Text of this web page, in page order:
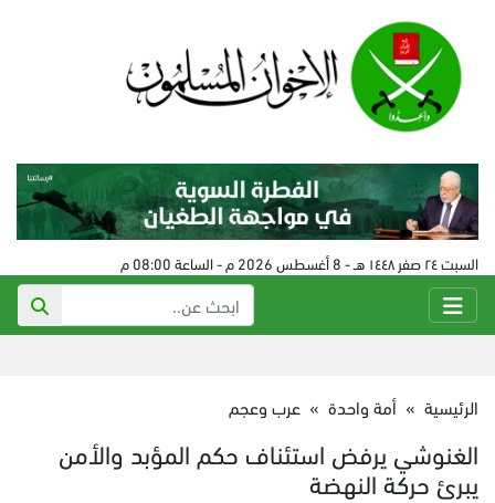
السبت ٢٤ صفر ١٤٤٨ هـ - 8 أغسطس 2026 م - الساعة 08:00 م
الرئيسية » أمة واحدة » عرب وعجم
الغنوشي يرفض استئناف حكم المؤبد والأمن
يبرئ حركة النهضة